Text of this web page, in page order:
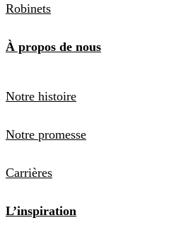
Robinets
À propos de nous
Notre histoire
Notre promesse
Carrières
L’inspiration